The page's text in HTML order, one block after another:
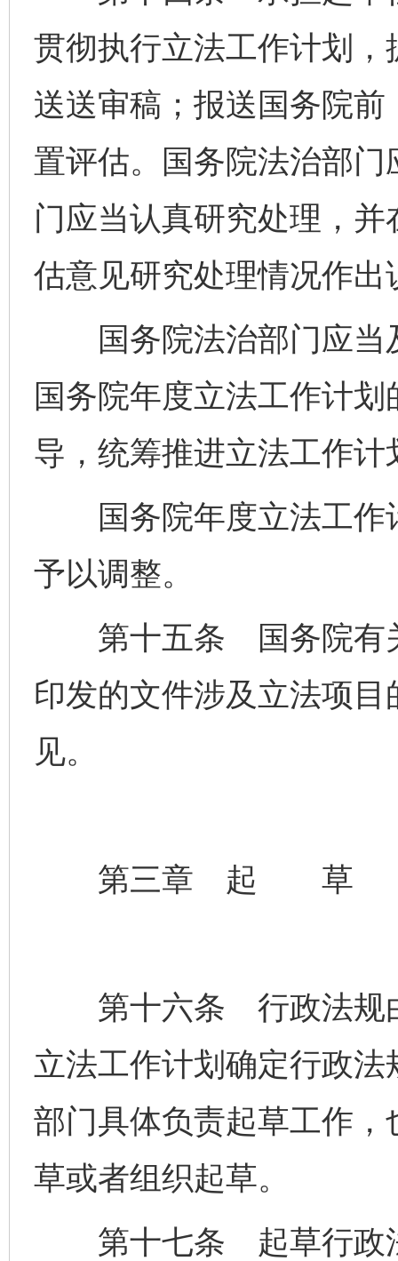
贯彻执行立法工作计划
送送审稿；报送国务院
置评估。国务院法治部
门应当认真研究处理，
估意见研究处理情况作出
国务院法治部门应当
国务院年度立法工作计
导，统筹推进立法工作计
国务院年度立法工作
予以调整。
第十五条 国务院有关
印发的文件涉及立法项
见。
第三章 起 草
第十六条 行政法规由
立法工作计划确定行政
部门具体负责起草工作
草或者组织起草。
第十七条 起草行政法